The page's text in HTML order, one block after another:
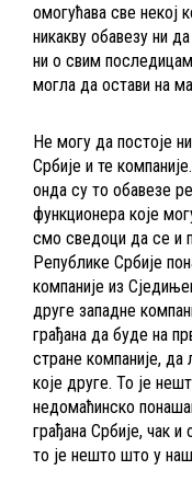
омогућава све некој
никакву обавезу ни
ни о свим
могла да остави на
Не могу да постоје
Србије и те
онда су то обавезе
функционера које
смо сведоци да се и
Републике Србије
компаније из
друге западне
грађана да буде на
стране компаније, да
које друге. То је
недомаћинско
грађана Србије, чак и
то је нешто што у